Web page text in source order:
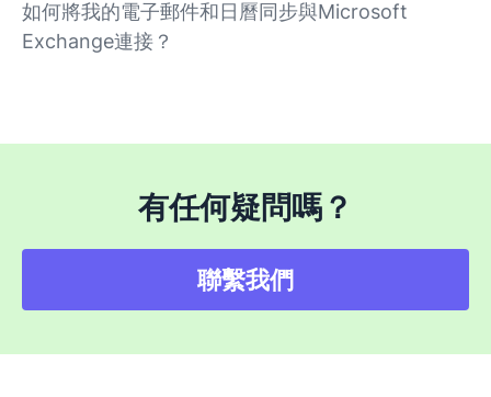
如何將我的電子郵件和日曆同步與Microsoft
Exchange連接？
有任何疑問嗎？
聯繫我們